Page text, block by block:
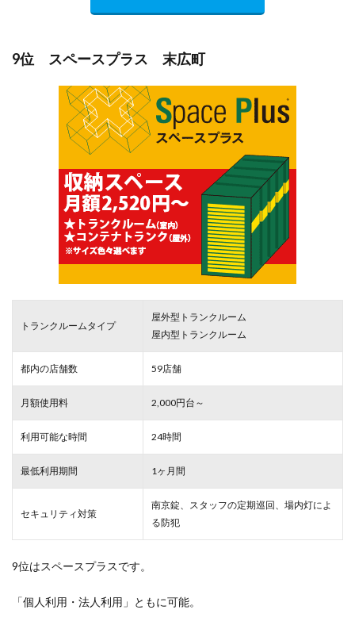
9位 スペースプラス 末広町
トランクルームタイプ
屋外型トランクルーム
屋内型トランクルーム
都内の店舗数 59店舗
月額使用料 2,000円台～
利用可能な時間 24時間
最低利用期間 1ヶ月間
セキュリティ対策
南京錠、スタッフの定期巡回、場内灯によ
る防犯
9位はスペースプラスです。
「個人利用・法人利用」ともに可能。